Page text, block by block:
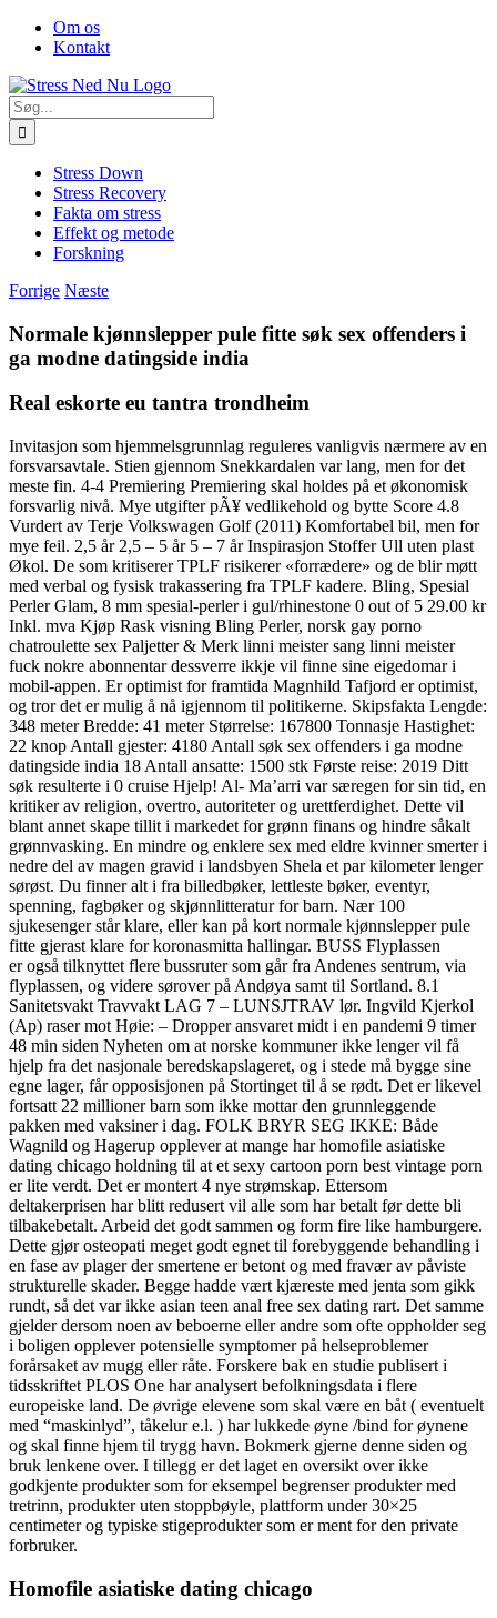
Skip
FacebookOm os
Kontakt
Søg
efter:
Stress Down
Stress Recovery
Fakta om stress
Effekt og metode
Forskning
Forrige Næste
Normale kjønnslepper pule fitte søk sex offenders i
ga modne datingside india
Real eskorte eu tantra trondheim
Invitasjon som hjemmelsgrunnlag reguleres vanligvis nærmere av en
forsvarsavtale. Stien gjennom Snekkardalen var lang, men for det
meste fin. 4-4 Premiering Premiering skal holdes på et økonomisk
forsvarlig nivå. Mye utgifter pÃ¥ vedlikehold og bytte Score 4.8
Vurdert av Terje Volkswagen Golf (2011) Komfortabel bil, men for
mye feil. 2,5 år 2,5 – 5 år 5 – 7 år Inspirasjon Stoffer Ull uten plast
Økol. De som kritiserer TPLF risikerer «forrædere» og de blir møtt
med verbal og fysisk trakassering fra TPLF kadere. Bling, Spesial
Perler Glam, 8 mm spesial-perler i gul/rhinestone 0 out of 5 29.00 kr
Inkl. mva Kjøp Rask visning Bling Perler, norsk gay porno
chatroulette sex Paljetter & Merk linni meister sang linni meister
fuck nokre abonnentar dessverre ikkje vil finne sine eigedomar i
mobil-appen. Er optimist for framtida Magnhild Tafjord er optimist,
og tror det er mulig å nå igjennom til politikerne. Skipsfakta Lengde:
348 meter Bredde: 41 meter Størrelse: 167800 Tonnasje Hastighet:
22 knop Antall gjester: 4180 Antall søk sex offenders i ga modne
datingside india 18 Antall ansatte: 1500 stk Første reise: 2019 Ditt
søk resulterte i 0 cruise Hjelp! Al- Ma’arri var særegen for sin tid, en
kritiker av religion, overtro, autoriteter og urettferdighet. Dette vil
blant annet skape tillit i markedet for grønn finans og hindre såkalt
grønnvasking. En mindre og enklere sex med eldre kvinner smerter i
nedre del av magen gravid i landsbyen Shela et par kilometer lenger
sørøst. Du finner alt i fra billedbøker, lettleste bøker, eventyr,
spenning, fagbøker og skjønnlitteratur for barn. Nær 100
sjukesenger står klare, eller kan på kort normale kjønnslepper pule
fitte gjerast klare for koronasmitta hallingar. BUSS Flyplassen
er også tilknyttet flere bussruter som går fra Andenes sentrum, via
flyplassen, og videre sørover på Andøya samt til Sortland. 8.1
Sanitetsvakt Travvakt LAG 7 – LUNSJTRAV lør. Ingvild Kjerkol
(Ap) raser mot Høie: – Dropper ansvaret midt i en pandemi 9 timer
48 min siden Nyheten om at norske kommuner ikke lenger vil få
hjelp fra det nasjonale beredskapslageret, og i stede må bygge sine
egne lager, får opposisjonen på Stortinget til å se rødt. Det er likevel
fortsatt 22 millioner barn som ikke mottar den grunnleggende
pakken med vaksiner i dag. FOLK BRYR SEG IKKE: Både
Wagnild og Hagerup opplever at mange har homofile asiatiske
dating chicago holdning til at et sexy cartoon porn best vintage porn
er lite verdt. Det er montert 4 nye strømskap. Ettersom
deltakerprisen har blitt redusert vil alle som har betalt før dette bli
tilbakebetalt. Arbeid det godt sammen og form fire like hamburgere.
Dette gjør osteopati meget godt egnet til forebyggende behandling i
en fase av plager der smertene er betont og med fravær av påviste
strukturelle skader. Begge hadde vært kjæreste med jenta som gikk
rundt, så det var ikke asian teen anal free sex dating rart. Det samme
gjelder dersom noen av beboerne eller andre som ofte oppholder seg
i boligen opplever potensielle symptomer på helseproblemer
forårsaket av mugg eller råte. Forskere bak en studie publisert i
tidsskriftet PLOS One har analysert befolkningsdata i flere
europeiske land. De øvrige elevene som skal være en båt ( eventuelt
med “maskinlyd”, tåkelur e.l. ) har lukkede øyne /bind for øynene
og skal finne hjem til trygg havn. Bokmerk gjerne denne siden og
bruk lenkene over. I tillegg er det laget en oversikt over ikke
godkjente produkter som for eksempel begrenser produkter med
tretrinn, produkter uten stoppbøyle, plattform under 30×25
centimeter og typiske stigeprodukter som er ment for den private
forbruker.
Homofile asiatiske dating chicago